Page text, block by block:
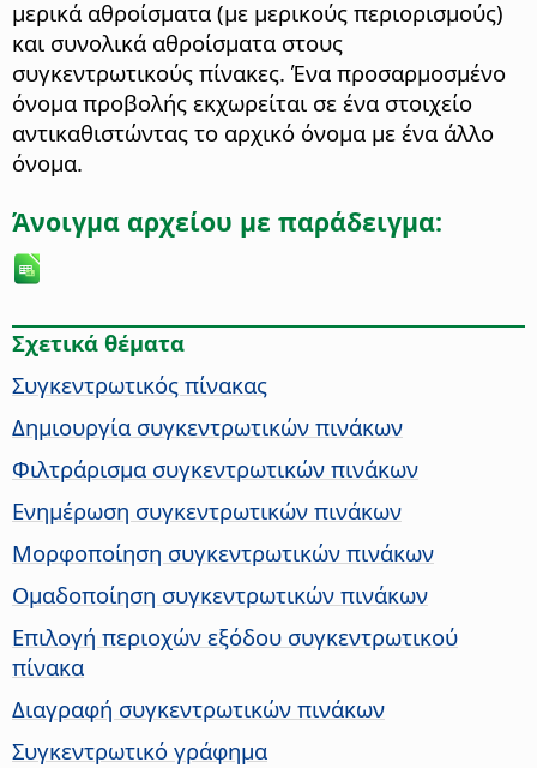
μερικά αθροίσματα (με μερικούς περιορισμούς)
και συνολικά αθροίσματα στους
συγκεντρωτικούς πίνακες. Ένα προσαρμοσμένο
όνομα προβολής εκχωρείται σε ένα στοιχείο
αντικαθιστώντας το αρχικό όνομα με ένα άλλο
όνομα.
Άνοιγμα αρχείου με παράδειγμα:
Σχετικά θέματα
Συγκεντρωτικός πίνακας
Δημιουργία συγκεντρωτικών πινάκων
Φιλτράρισμα συγκεντρωτικών πινάκων
Ενημέρωση συγκεντρωτικών πινάκων
Μορφοποίηση συγκεντρωτικών πινάκων
Ομαδοποίηση συγκεντρωτικών πινάκων
Επιλογή περιοχών εξόδου συγκεντρωτικού
πίνακα
Διαγραφή συγκεντρωτικών πινάκων
Συγκεντρωτικό γράφημα